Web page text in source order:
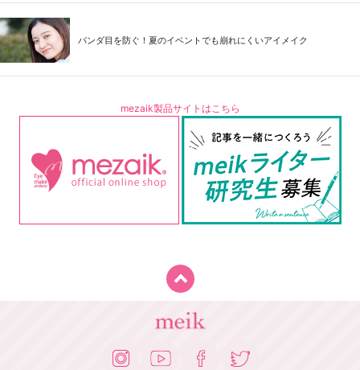
パンダ目を防ぐ！夏のイベントでも崩れにくいアイメイク
mezaik製品サイトはこちら